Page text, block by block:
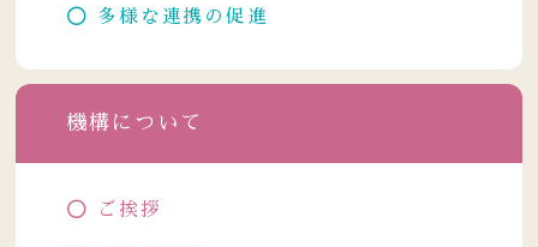
多様な連携の促進
機構について
ご挨拶